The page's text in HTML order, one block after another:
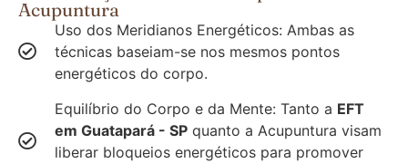
Acupuntura
Uso dos Meridianos Energéticos: Ambas as
técnicas baseiam-se nos mesmos pontos
energéticos do corpo.
Equilíbrio do Corpo e da Mente: Tanto a EFT
em Guatapará - SP quanto a Acupuntura visam
liberar bloqueios energéticos para promover